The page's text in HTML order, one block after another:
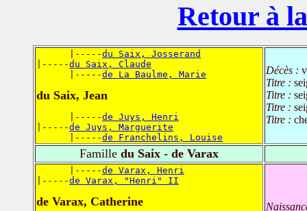
Retour à
      |-----
du Saix, Josserand
|-----du Saix, Claude
      |-----
de La Baulme, Marie
du Saix, Jean
      |-----
de Juys, Henri
|-----de Juys, Marguerite
      |-----
de Franchelins, Louise
Décès :
Titre :
Titre :
Titre :
Titre :
Famille du Saix - de Varax
      |-----
de Varax, Henri
|-----de Varax, "Henri" II
de Varax, Catherine